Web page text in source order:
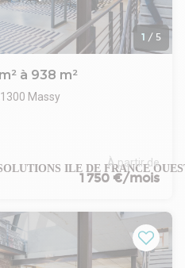
1 / 5
à 938 m²
Massy
plusieurs surfaces de
cloisonnées.
privatifs selon les lots.
des commerces et des
la gare de Massy TGV et
À partir de
1 750 €/mois